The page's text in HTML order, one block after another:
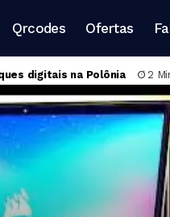
Qrcodes Ofertas
3 Min Leitura